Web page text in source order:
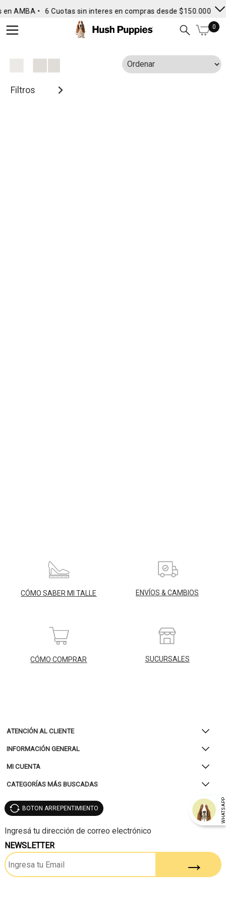
AMBA • 6 Cuotas sin interes en compras desde $150.000 •
0
Filtros
CÓMO SABER MI TALLE ENVÍOS & CAMBIOS
CÓMO COMPRAR SUCURSALES
ATENCIÓN AL CLIENTE
INFORMACIÓN GENERAL
MI CUENTA
CATEGORÍAS MÁS BUSCADAS
WHATSAPP
BOTON ARREPENTIMIENTO
NEWSLETTER